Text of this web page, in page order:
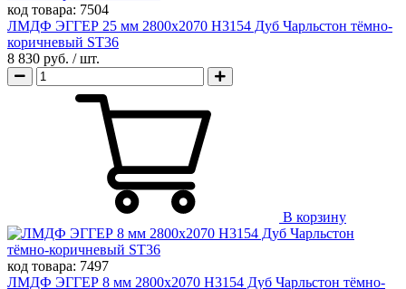
код товара: 7504
ЛМДФ ЭГГЕР 25 мм 2800х2070 H3154 Дуб Чарльстон тёмно-
коричневый ST36
8 830 руб. / шт.
В корзину
код товара: 7497
ЛМДФ ЭГГЕР 8 мм 2800х2070 H3154 Дуб Чарльстон тёмно-